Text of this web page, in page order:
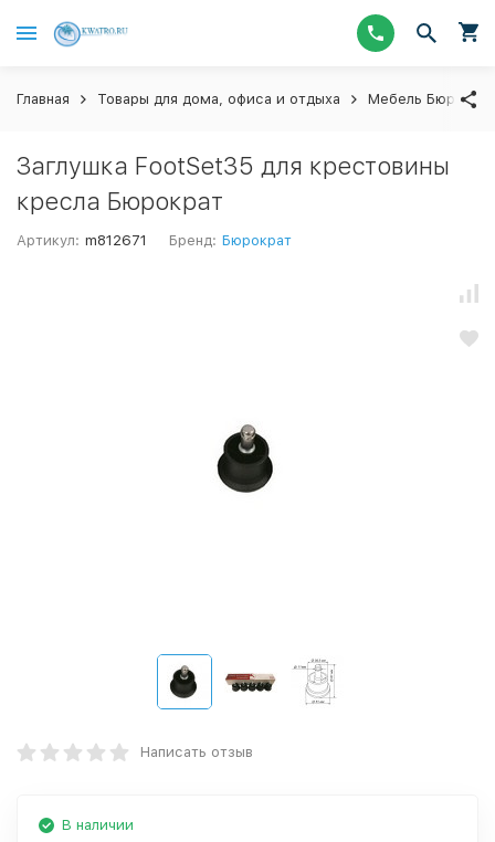
Главная Товары для дома, офиса и отдыха Мебель Бюрократ
Заглушка FootSet35 для крестовины
кресла Бюрократ
Артикул: m812671 Бренд: Бюрократ
Написать отзыв
В наличии